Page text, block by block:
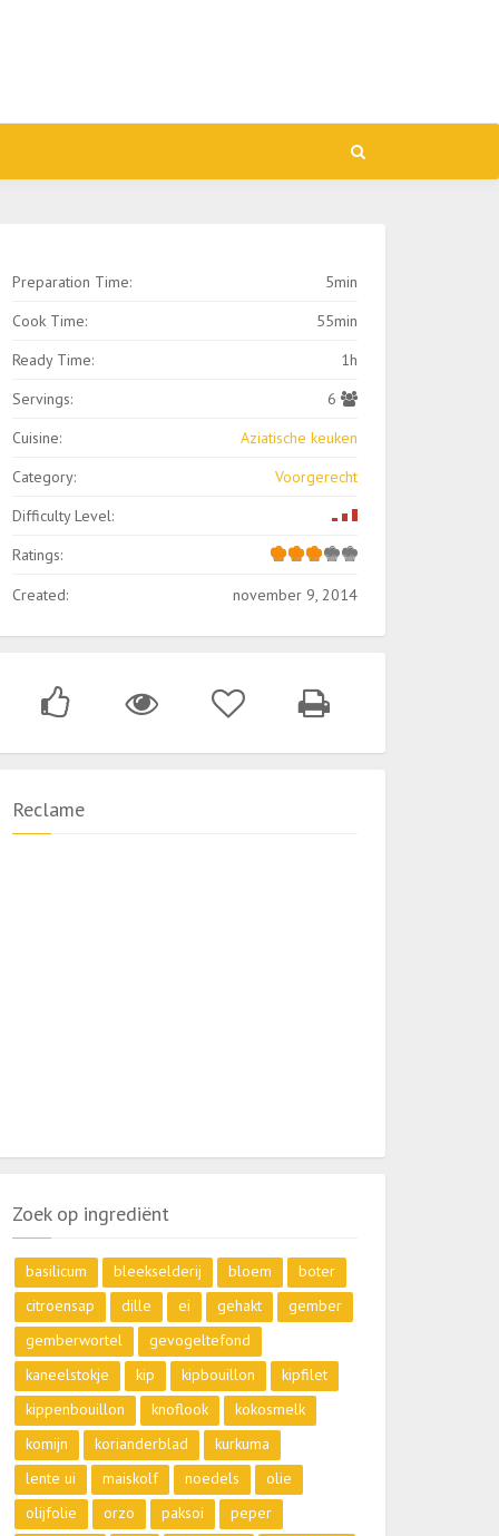
Preparation Time:
5min
Cook Time:
55min
Ready Time:
1h
Servings:
6
Cuisine:
Aziatische keuken
Category:
Voorgerecht
Difficulty Level:
Ratings:
Created:
november 9, 2014
Reclame
Zoek op ingrediënt
basilicum bleekselderij bloem
boter
citroensap
dille ei gehakt
gember
gemberwortel
gevogeltefond
kaneelstokje
kip kipbouillon
kipfilet
kippenbouillon
knoflook
kokosmelk
komijn
korianderblad
kurkuma
lente ui
maiskolf noedels
olie
olijfolie
orzo paksoi
peper